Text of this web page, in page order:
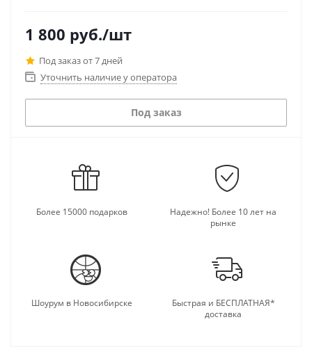
1 800 руб./шт
Под заказ от 7 дней
Уточнить наличие у оператора
Под заказ
Более 15000 подарков
Надежно! Более 10 лет на
рынке
Шоурум в Новосибирске
Быстрая и БЕСПЛАТНАЯ*
доставка